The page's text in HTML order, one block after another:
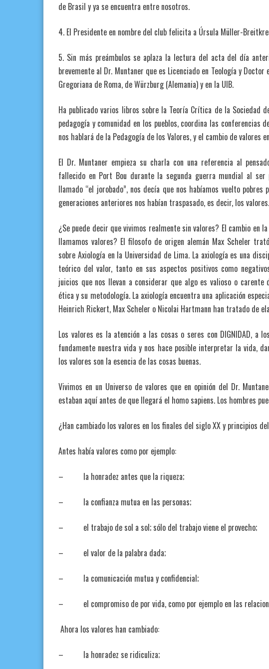
de Brasil y ya se encuentra entre nosotros.
4. El Presidente en nombre del club felicita a Úrsula Müller-
5. Sin más preámbulos se aplaza la lectura del acta del día
brevemente al Dr. Muntaner que es Licenciado en Teología y
Gregoriana de Roma, de Würzburg (Alemania) y en la UIB.
Ha publicado varios libros sobre la Teoría Crítica de la Sociedad
pedagogía y comunidad en los pueblos, coordina las conferencias
nos hablará de la Pedagogía de los Valores, y el cambio de valores
El Dr. Muntaner empieza su charla con una referencia al
fallecido en Port Bou durante la segunda guerra mundial al ser
llamado “el jorobado”, nos decía que nos habíamos vuelto
generaciones anteriores nos habían traspasado, es decir, los valores.
¿Se puede decir que vivimos realmente sin valores? El cambio en
llamamos valores? El filosofo de origen alemán Max Scheler
sobre Axiología en la Universidad de Lima. La axiología es una
teórico del valor, tanto en sus aspectos positivos como
juicios que nos llevan a considerar que algo es valioso o
ética y su metodología. La axiología encuentra una aplicación
Heinrich Rickert, Max Scheler o Nicolai Hartmann han tratado de
Los valores es la atención a las cosas o seres con DIGNIDAD, a
fundamente nuestra vida y nos hace posible interpretar la vida,
los valores son la esencia de las cosas buenas.
Vivimos en un Universo de valores que en opinión del Dr.
estaban aquí antes de que llegará el homo sapiens. Los hombres
¿Han cambiado los valores en los finales del siglo XX y principios
Antes había valores como por ejemplo:
– la honradez antes que la riqueza;
– la confianza mutua en las personas;
– el trabajo de sol a sol; sólo del trabajo viene el provecho;
– el valor de la palabra dada;
– la comunicación mutua y confidencial;
– el compromiso de por vida, como por ejemplo en las
Ahora los valores han cambiado:
– la honradez se ridiculiza;